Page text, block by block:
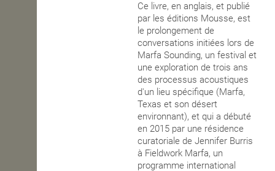
Ce livre, en anglais, et publié
par les éditions Mousse, est
le prolongement de
conversations initiées lors de
Marfa Sounding, un festival et
une exploration de trois ans
des processus acoustiques
d'un lieu spécifique (Marfa,
Texas et son désert
environnant), et qui a débuté
en 2015 par une résidence
curatoriale de Jennifer Burris
à Fieldwork Marfa, un
programme international